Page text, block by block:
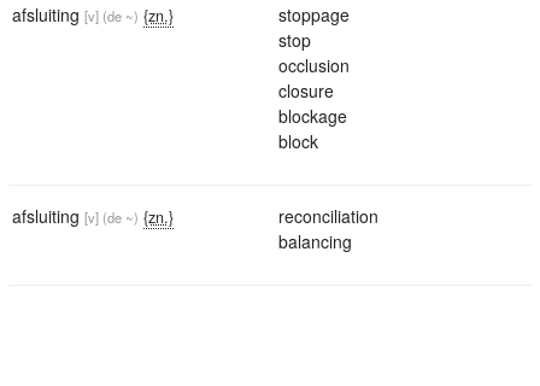
afsluiting [v] (de ~) {zn.}
stoppage
stop
occlusion
closure
blockage
block
afsluiting [v] (de ~) {zn.}
reconciliation
balancing